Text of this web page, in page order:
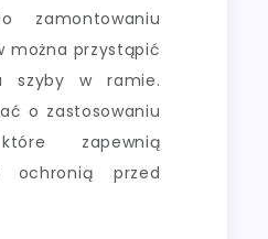
zamontowaniu
można przystąpić
szyby w ramie.
o zastosowaniu
zapewnią
ochronią przed